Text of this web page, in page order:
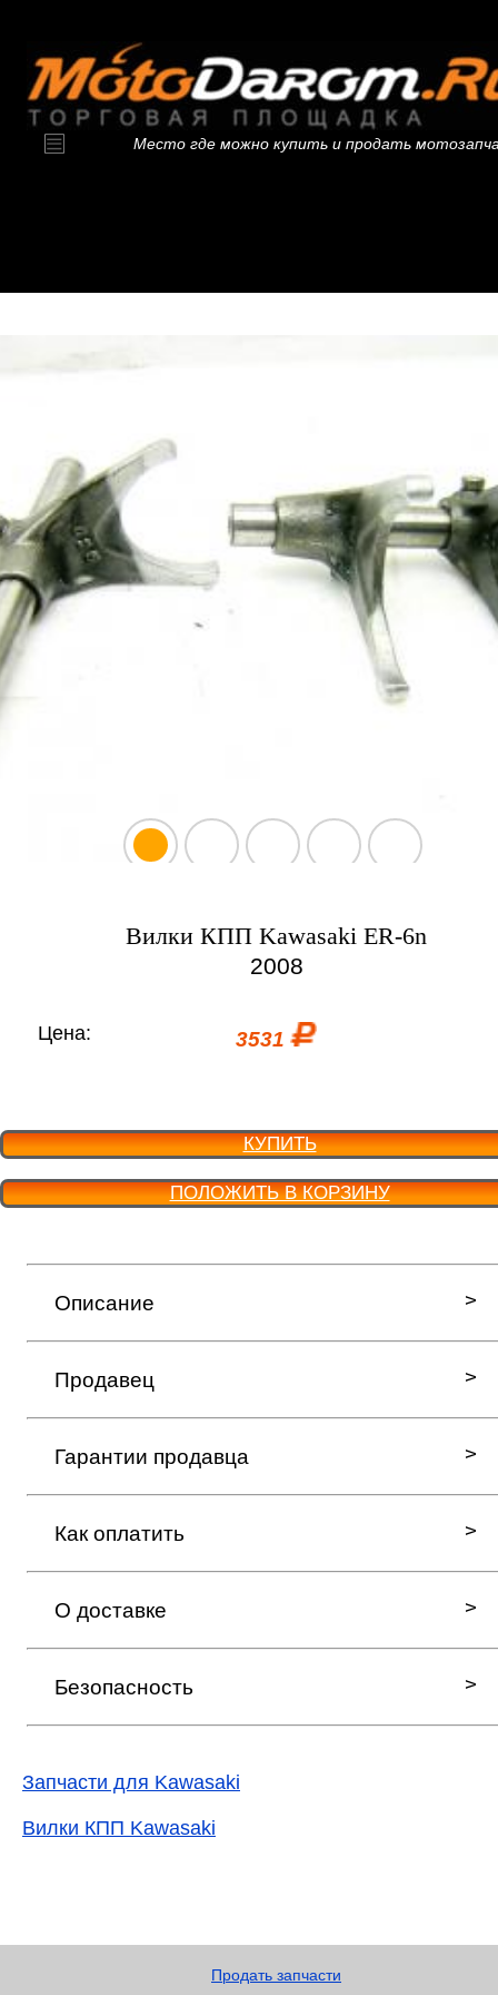
Место где можно купить и продать
Вилки КПП Kawasaki ER-6n
2008
Цена: 3531
КУПИТЬ
ПОЛОЖИТЬ В КОРЗИНУ
Описание
Продавец
Гарантии продавца
Как оплатить
О доставке
Безопасность
Запчасти для Kawasaki
Вилки КПП Kawasaki
Продать запчасти